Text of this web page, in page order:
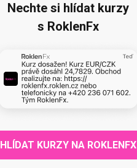
Nechte si hlídat kurzy
s RoklenFx
HLÍDAT KURZY NA ROKLENFX